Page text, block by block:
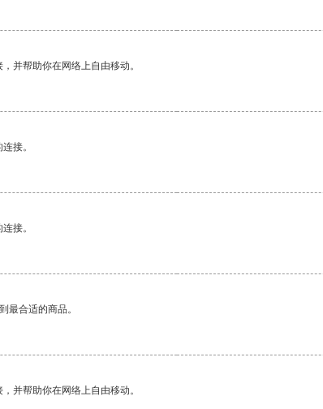
并帮助你在网络上自由移动。
接。
接。
最合适的商品。
并帮助你在网络上自由移动。